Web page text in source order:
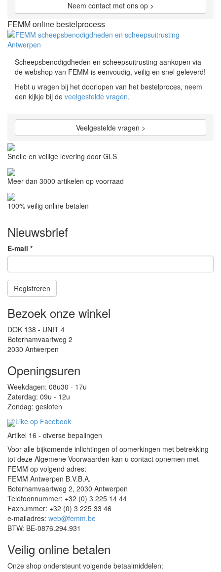
Neem contact met ons op >
FEMM online bestelprocess
Scheepsbenodigdheden en scheepsuitrusting aankopen via
de webshop van FEMM is eenvoudig, veilig en snel geleverd!
Hebt u vragen bij het doorlopen van het bestelproces, neem
een kijkje bij de veelgestelde vragen.
Veelgestelde vragen >
Snelle en veilige levering door GLS
Meer dan 3000 artikelen op voorraad
100% veilig online betalen
Nieuwsbrief
E-mail *
Registreren
Bezoek onze winkel
DOK 138 - UNIT 4
Boterhamvaartweg 2
2030 Antwerpen
Openingsuren
Weekdagen: 08u30 - 17u
Zaterdag: 09u - 12u
Zondag: gesloten
Like op Facebook
Artikel 16 - diverse bepalingen
Voor alle bijkomende inlichtingen of opmerkingen met betrekking
tot deze Algemene Voorwaarden kan u contact opnemen met
FEMM op volgend adres:
FEMM Antwerpen B.V.B.A.
Boterhamvaartweg 2, 2030 Antwerpen
Telefoonnummer: +32 (0) 3 225 14 44
Faxnummer: +32 (0) 3 225 33 46
e-mailadres: web@femm.be
BTW: BE-0876.294.931
Veilig online betalen
Onze shop ondersteunt volgende betaalmiddelen: